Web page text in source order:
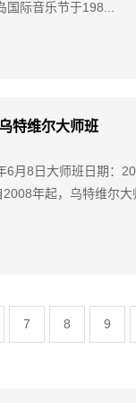
际音乐节于198...
特维尔大师班
6月8日大师班日期：
年起，乌特维尔大
7 8 9